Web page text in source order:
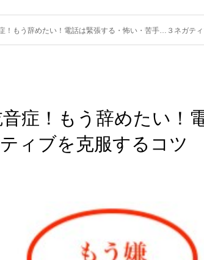
！もう辞めたい！電話は緊張する・怖い・苦手…３ネガテ
症！もう辞めたい！
ィブを克服するコツ